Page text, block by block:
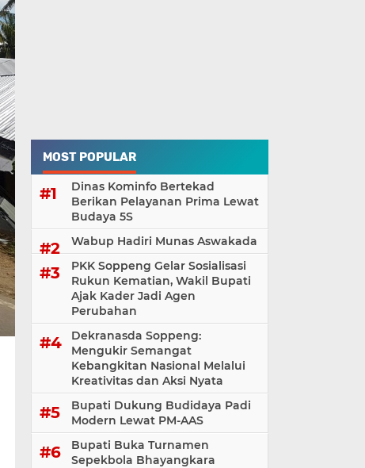
MOST POPULAR
Dinas Kominfo Bertekad
Berikan Pelayanan Prima Lewat
Budaya 5S
Wabup Hadiri Munas Aswakada
PKK Soppeng Gelar Sosialisasi
Rukun Kematian, Wakil Bupati
Ajak Kader Jadi Agen
Perubahan
Dekranasda Soppeng:
Mengukir Semangat
Kebangkitan Nasional Melalui
Kreativitas dan Aksi Nyata
Bupati Dukung Budidaya Padi
Modern Lewat PM-AAS
Bupati Buka Turnamen
Sepekbola Bhayangkara